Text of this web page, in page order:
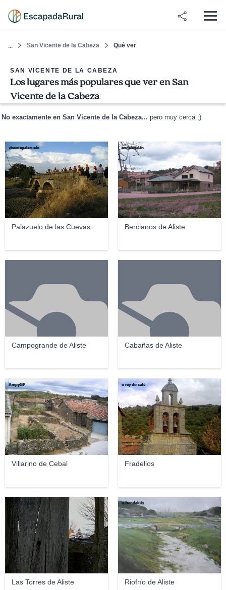
... San Vicente de la Cabeza Qué ver
SAN VICENTE DE LA CABEZA
Los lugares más populares que ver en San
Vicente de la Cabeza
No exactamente en San Vicente de la Cabeza... pero muy cerca ;)
Palazuelo de las Cuevas
vicentepalazuelo
Bercianos de Aliste
angelagalán
Campogrande de Aliste Cabañas de Aliste
Villarino de Cebal
AmpyGP
Fradellos
o rey do café
Las Torres de Aliste
C R E Z .tinyn
Riofrío de Aliste
rubendeluis